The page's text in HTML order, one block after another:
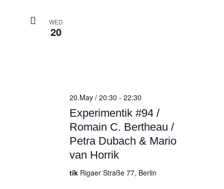
WED
20
Experimentik #94 /
Romain C. Bertheau /
Petra Dubach & Mario
van Horrik
20.May / 20:30 - 22:30
tik Rigaer Straße 77, Berlin